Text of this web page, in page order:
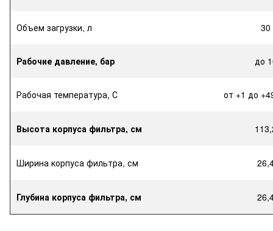
Объем загрузки, л 30
Рабочие давление, бар до
Рабочая температура, С от +1 до
Высота корпуса фильтра, см
Ширина корпуса фильтра, см
Глубина корпуса фильтра, см